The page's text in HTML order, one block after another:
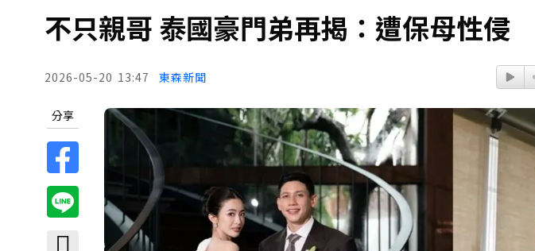
寬魚營收衰退 「點名王心凌、楊丞琳」網笑翻：太誠實
不只親哥 泰國豪門弟再揭：遭保母性侵
2026-05-20 13:47 東森新聞
分享